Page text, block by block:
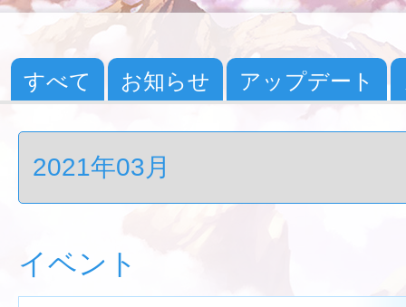
すべて お知らせ アップデート
イベント